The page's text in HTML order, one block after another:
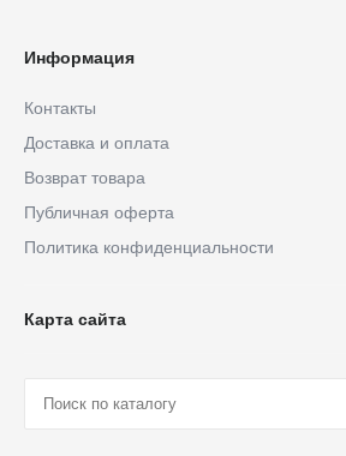
Информация
Контакты
Доставка и оплата
Возврат товара
Публичная оферта
Политика конфиденциальности
Карта сайта